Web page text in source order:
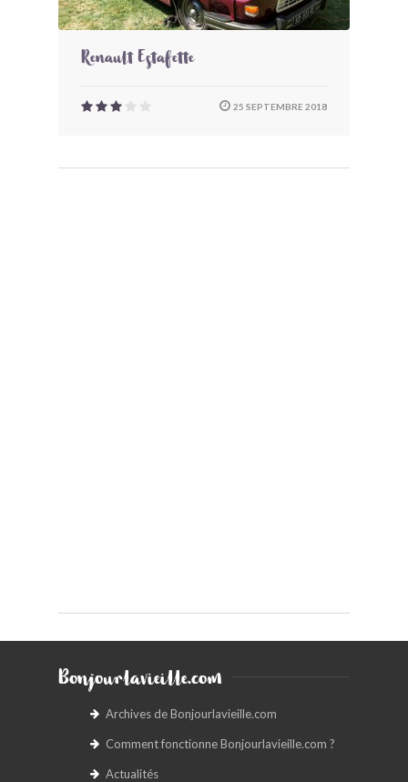
Renault Estafette
25 SEPTEMBRE 2018
Bonjourlavieille.com
Archives de Bonjourlavieille.com
Comment fonctionne Bonjourlavieille.com ?
Actualités